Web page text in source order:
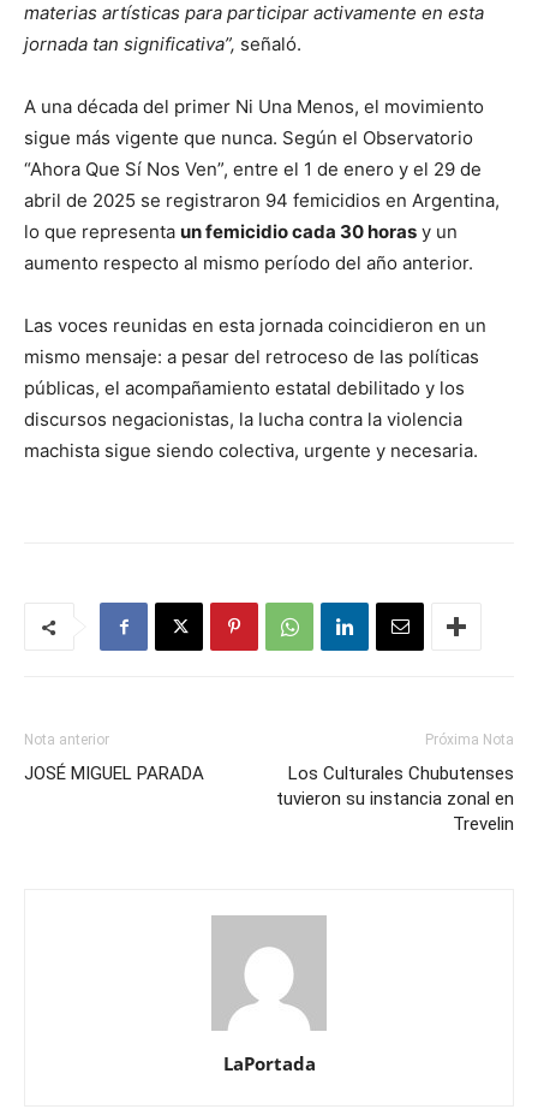
materias artísticas para participar activamente en esta
jornada tan significativa”, señaló.
A una década del primer Ni Una Menos, el movimiento
sigue más vigente que nunca. Según el Observatorio
“Ahora Que Sí Nos Ven”, entre el 1 de enero y el 29 de
abril de 2025 se registraron 94 femicidios en Argentina,
lo que representa un femicidio cada 30 horas y un
aumento respecto al mismo período del año anterior.
Las voces reunidas en esta jornada coincidieron en un
mismo mensaje: a pesar del retroceso de las políticas
públicas, el acompañamiento estatal debilitado y los
discursos negacionistas, la lucha contra la violencia
machista sigue siendo colectiva, urgente y necesaria.
Nota anterior
JOSÉ MIGUEL PARADA
Próxima Nota
Los Culturales Chubutenses
tuvieron su instancia zonal en
Trevelin
LaPortada